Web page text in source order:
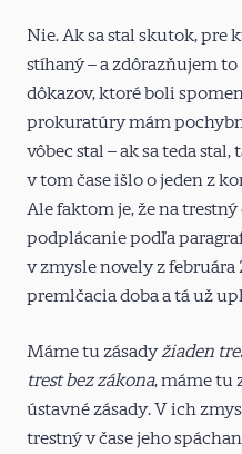
Nie. Ak sa stal skutok, pre
stíhaný – a zdôrazňujem to
dôkazov, ktoré boli
prokuratúry mám
vôbec stal – ak sa teda
v tom čase išlo o jeden z
Ale faktom je, že na
podplácanie podľa
v zmysle novely z
premlčacia doba a tá už
Máme tu zásadyžiaden
trest bez zákona, máme tu
ústavné zásady. V ich
trestný v čase jeho